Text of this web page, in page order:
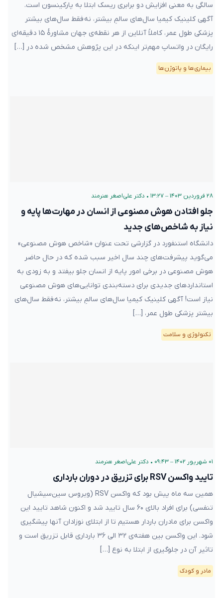
سالگی به معنی افزایش دو برابری ریسک ابتلا به پارکینسون است.
آگهی کلینیک کیمیا سال‌های سالمِ بیشتر، نه فقط سال‌های بیشتر
پزشکی طول عمر، کاملاً آنلاین از هر نقطه‌ی جهان مشاورهٔ ۱۵ دقیقه‌ای
رایگان در واتساپ مهم‌تر اینکه در این پژوهش مشخص شده در […]
بیماری‌ها و پاتوژن‌ها
۲۸ فروردین ۱۴۰۳ – ۱۳:۲۷ • دکتر علی‌اصغر هنرمند
جلو افتادن هوش مصنوعی از انسان در مهارت‌ها پایه و
نیاز به شاخص‌های جدید
دانشگاه استنفورد در گزارشی تحت عنوان «شاخص هوش مصنوعی»
می‌گوید پیشرفت‌های چند سال اخیر سبب شده که در حال حاضر
هوش مصنوعی در برخی امور پایه از انسان جلو بیفتد و به زودی به
استانداردهای جدیدی برای دسته‌بندی توانایی‌های هوش مصنوعی
نیاز است! آگهی کلینیک کیمیا سال‌های سالمِ بیشتر، نه فقط سال‌های
بیشتر پزشکی طول عمر، […]
تکنولوژی و سلامت
۰۱ شهریور ۱۴۰۲ – ۰۹:۴۳ • دکتر علی‌اصغر هنرمند
تایید واکسن RSV برای تزریق در دوران بارداری
همین سه ماه پیش بود که واکسن RSV (ویروس سین‌سیشیال
تنفسی) برای افراد بالای ۶۰ سال تایید شد و اکنون شاهد تایید این
واکسن برای مادران باردار هستیم تا از ابتلای نوزادان آنها پیشگیری
شود. این واکسن بین هفته‌‌ی ۳۲ الی ۳۶ بارداری قابل تزریق است و
تاثیر آن در جلوگیری از ابتلا به نوع […]
مادر و کودک